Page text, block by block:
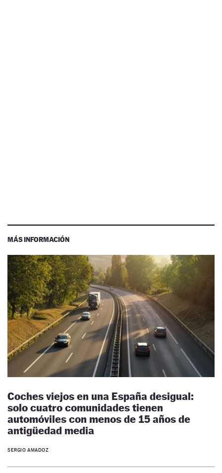
MÁS INFORMACIÓN
Coches viejos en una España desigual:
solo cuatro comunidades tienen
automóviles con menos de 15 años de
antigüedad media
SERGIO AMADOZ